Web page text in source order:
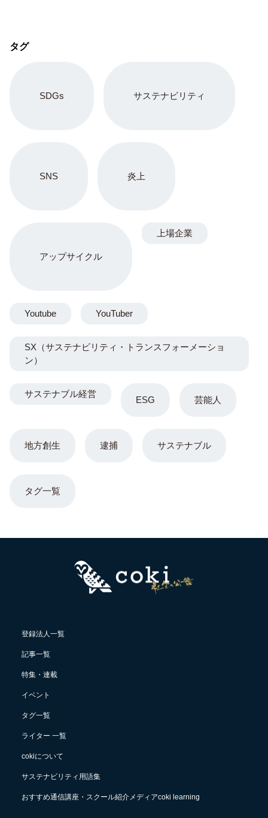
タグ
SDGs サステナビリティ
SNS 炎上
アップサイクル
ESG 芸能人
地方創生 逮捕 サステナブル
上場企業
Youtube YouTuber
SX（サステナビリティ・トランスフォーメーショ
ン）
サステナブル経営
タグ一覧
登録法人一覧
記事一覧
特集・連載
イベント
タグ一覧
ライター 一覧
cokiについて
サステナビリティ用語集
おすすめ通信講座・スクール紹介メディアcoki learning